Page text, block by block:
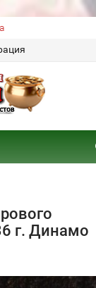
г. Динамо